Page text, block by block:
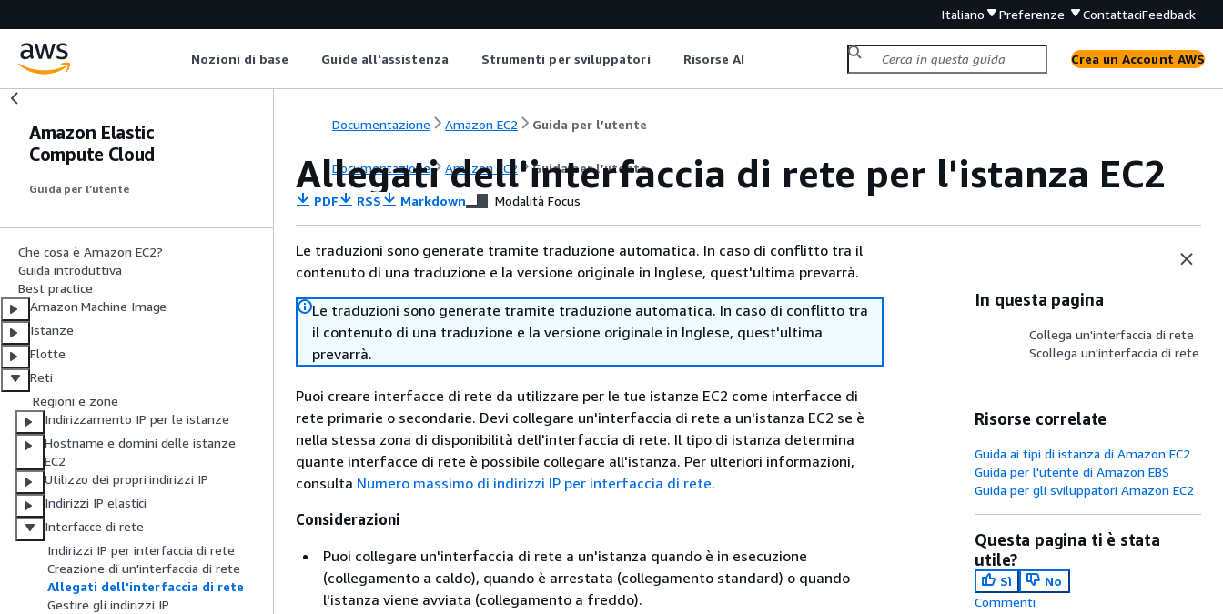
Italiano Preferenze ContattaciFeedback
Nozioni di base Guide all'assistenza Strumenti per sviluppatori Risorse AI Crea un Account AWS
Amazon Elastic
Compute Cloud
Guida per l’utente
Che cosa è Amazon EC2?
Guida introduttiva
Best practice
Amazon Machine Image
Istanze
Flotte
Reti
Regioni e zone
Indirizzamento IP per le istanze
Hostname e domini delle istanze
EC2
Utilizzo dei propri indirizzi IP
Indirizzi IP elastici
Interfacce di rete
Indirizzi IP per interfaccia di rete
Creazione di un'interfaccia di rete
Allegati dell'interfaccia di rete
Gestire gli indirizzi IP
Documentazione Amazon EC2 Guida per l’utente
Documentazione Amazon EC2 Guida per l’utente
Allegati dell'interfaccia di rete per l'istanza EC2
PDF RSS Markdown Modalità Focus
Le traduzioni sono generate tramite traduzione automatica. In caso di conflitto tra il
contenuto di una traduzione e la versione originale in Inglese, quest'ultima prevarrà.
Le traduzioni sono generate tramite traduzione automatica. In caso di conflitto tra
il contenuto di una traduzione e la versione originale in Inglese, quest'ultima
prevarrà.
Puoi creare interfacce di rete da utilizzare per le tue istanze EC2 come interfacce di
rete primarie o secondarie. Devi collegare un'interfaccia di rete a un'istanza EC2 se è
nella stessa zona di disponibilità dell'interfaccia di rete. Il tipo di istanza determina
quante interfacce di rete è possibile collegare all'istanza. Per ulteriori informazioni,
consulta Numero massimo di indirizzi IP per interfaccia di rete.
Considerazioni
Puoi collegare un'interfaccia di rete a un'istanza quando è in esecuzione
(collegamento a caldo), quando è arrestata (collegamento standard) o quando
l'istanza viene avviata (collegamento a freddo).
In questa pagina
Collega un'interfaccia di rete
Scollega un'interfaccia di rete
Risorse correlate
Guida ai tipi di istanza di Amazon EC2
Guida per l'utente di Amazon EBS
Guida per gli sviluppatori Amazon EC2
Questa pagina ti è stata
utile?
Sì
No
Commenti